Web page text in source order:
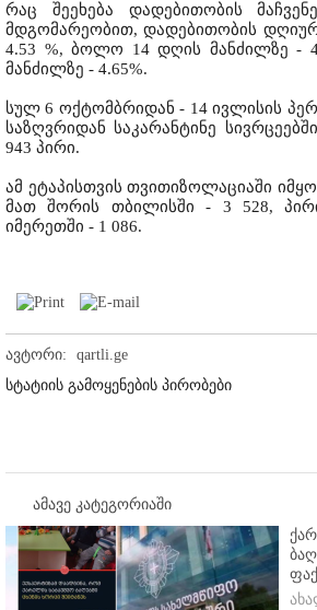
რაც შეეხება დადებითობის
მდგომარეობით, დადებითობის
4.53 %, ბოლო 14 დღის მანძილზე -
მანძილზე - 4.65%.
სულ 6 ოქტომბრიდან - 14 ივლისის
საზღვრიდან საკარანტინე
943 პირი.
ამ ეტაპისთვის თვითიზოლაციაში
მათ შორის თბილისში - 3 528,
იმერეთში - 1 086.
ავტორი:
qartli.ge
სტატიის გამოყენების პირობები
ამავე კატეგორიაში